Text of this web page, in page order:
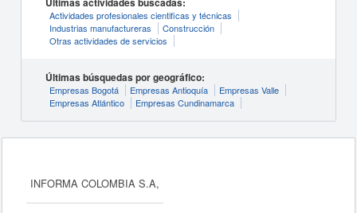
Actividades profesionales cientificas y técnicas
Industrias manufactureras
Construcción
Otras actividades de servicios
Últimas búsquedas por geográfico:
Empresas Bogotá Empresas Antioquía
Empresas Valle
Empresas Atlántico
Empresas Cundinamarca
INFORMA COLOMBIA S.A,